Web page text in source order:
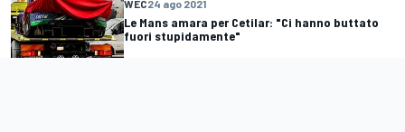
WEC24 ago 2021
Le Mans amara per Cetilar: "Ci hanno buttato
fuori stupidamente"